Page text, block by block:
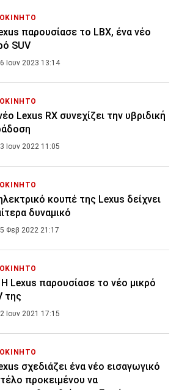
παρουσίασε το LBX, ένα νέο
SUV
Ιουν 2023 13:14
Lexus RX συνεχίζει την υβριδική
Ιουν 2022 11:05
κουπέ της Lexus δείχνει
δυναμικό
Φεβ 2022 21:17
Lexus παρουσίασε το νέο μικρό
της
Ιουν 2021 17:15
σχεδιάζει ένα νέο εισαγωγικό
προκειμένου να